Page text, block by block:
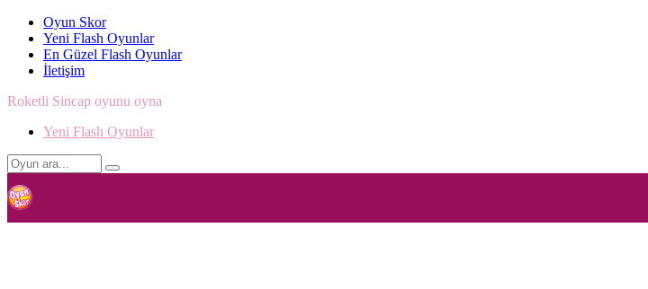
Oyun Skor
Yeni Flash Oyunlar
En Güzel Flash Oyunlar
İletişim
Roketli Sincap oyunu oyna
Yeni Flash Oyunlar